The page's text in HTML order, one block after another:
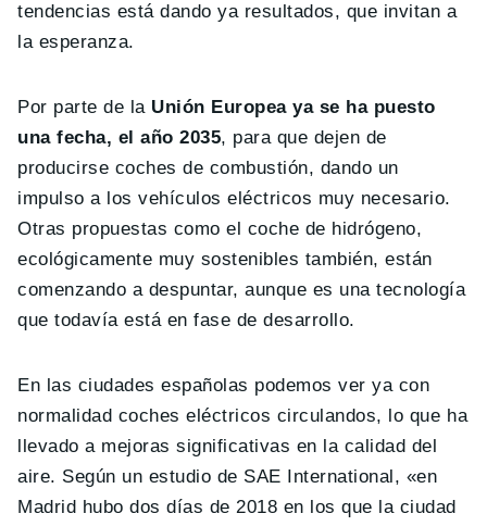
tendencias está dando ya resultados, que invitan a
la esperanza.
Por parte de la Unión Europea ya se ha puesto
una fecha, el año 2035, para que dejen de
producirse coches de combustión, dando un
impulso a los vehículos eléctricos muy necesario.
Otras propuestas como el coche de hidrógeno,
ecológicamente muy sostenibles también, están
comenzando a despuntar, aunque es una tecnología
que todavía está en fase de desarrollo.
En las ciudades españolas podemos ver ya con
normalidad coches eléctricos circulandos, lo que ha
llevado a mejoras significativas en la calidad del
aire. Según un estudio de SAE International, «en
Madrid hubo dos días de 2018 en los que la ciudad